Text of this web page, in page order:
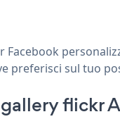
Facebook
preferisci sul tuo
flickr